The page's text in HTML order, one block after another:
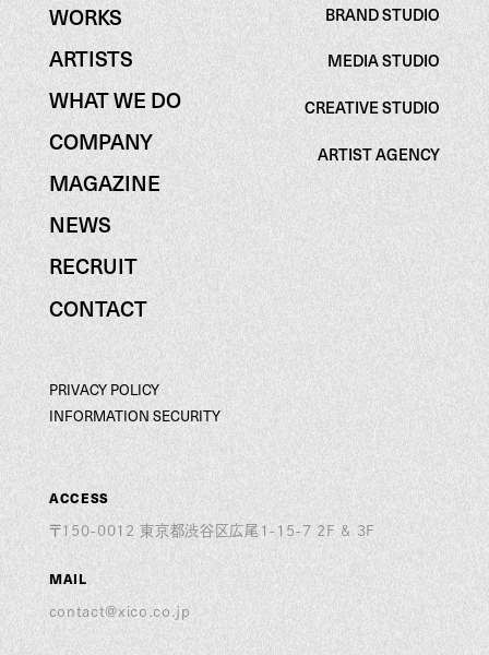
WORKS
WORKS
ARTISTS
ARTISTS
WHAT WE DO
WHAT WE DO
COMPANY
COMPANY
MAGAZINE
MAGAZINE
NEWS
NEWS
RECRUIT
RECRUIT
CONTACT
CONTACT
PRIVACY POLICY
PRIVACY POLICY
INFORMATION SECURITY
INFORMATION SECURITY
BRAND STUDIO
BRAND STUDIO
MEDIA STUDIO
MEDIA STUDIO
CREATIVE STUDIO
CREATIVE STUDIO
ARTIST AGENCY
ARTIST AGENCY
ACCESS
〒150-0012 東京都渋谷区広尾1-15-7 2F & 3F
MAIL
contact@xico.co.jp